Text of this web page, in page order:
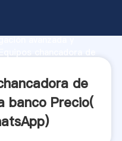
avanzada y
de
banco Precio(
)